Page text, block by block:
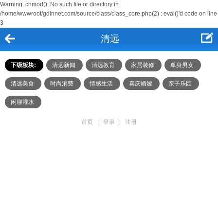
Warning: chmod(): No such file or directory in
/home/wwwroot/gdinnet.com/source/class/class_core.php(2) : eval()'d code on line
3
清远
下级板块: 清远新闻 清远教育 家居装修 单身男女
清远美食 时尚消费 情感生活 喜庆婚嫁 亲子乐园
闲聊灌水
首页 登录 注册